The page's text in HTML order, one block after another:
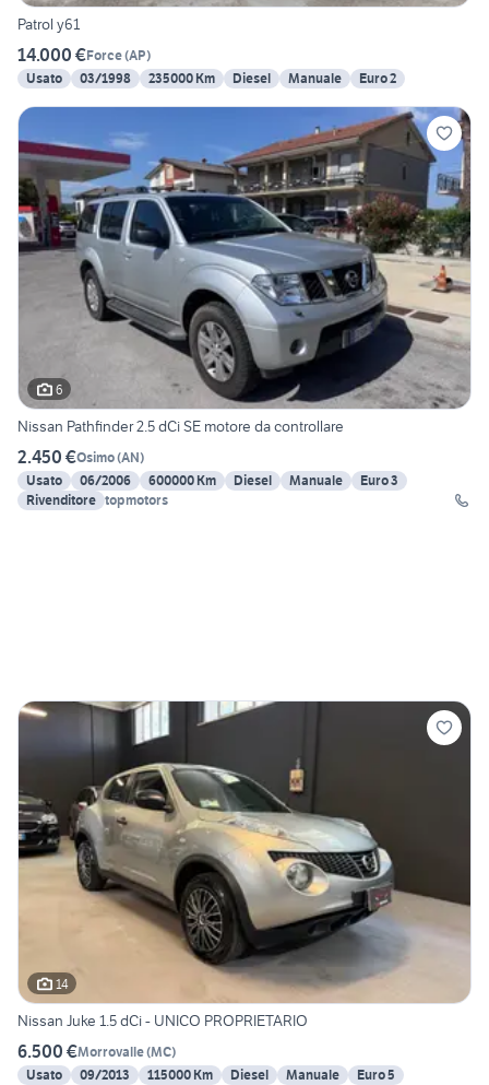
Patrol y61
14.000 €Force(AP)
Usato
03/1998 235000 Km Diesel Manuale Euro 2
6
Nissan Pathfinder 2.5 dCi SE motore da controllare
2.450 €Osimo(AN)
Usato
06/2006 600000 Km Diesel Manuale
Euro 3
Rivenditore topmotors
14
Nissan Juke 1.5 dCi - UNICO PROPRIETARIO
6.500 €Morrovalle(MC)
Usato
09/2013 115000 Km Diesel Manuale
Euro 5